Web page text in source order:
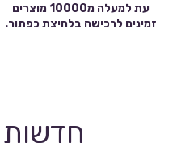
עת למעלה מ10000 מוצרים
זמינים לרכישה בלחיצת כפתור.
חדשות